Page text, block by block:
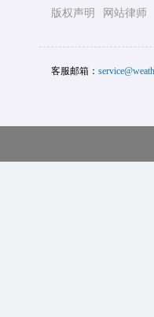
版权声明
网站律师
客服邮箱：